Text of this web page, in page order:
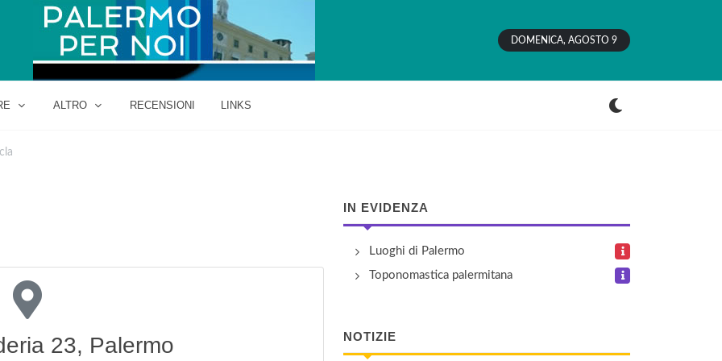
DOMENICA, AGOSTO 9
ALTRO RECENSIONI LINKS
23, Palermo
IN EVIDENZA
Luoghi di Palermo
Toponomastica palermitana
NOTIZIE